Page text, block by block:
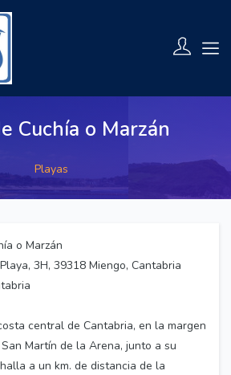
Cuchía o Marzán
Playas
o Marzán
3H, 39318 Miengo, Cantabria
central de Cantabria, en la margen
Martín de la Arena, junto a su
a un km. de distancia de la